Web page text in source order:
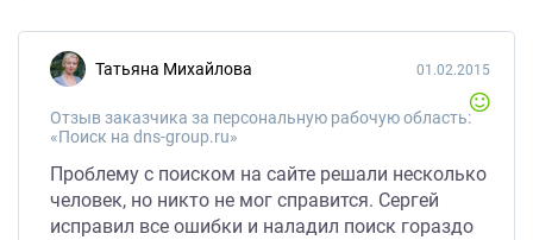
Татьяна Михайлова
Отзыв заказчика за персональную рабочую область:
«Поиск на dns-group.ru»
01.02.2015
Проблему с поиском на сайте решали несколько
человек, но никто не мог справится. Сергей
исправил все ошибки и наладил поиск гораздо